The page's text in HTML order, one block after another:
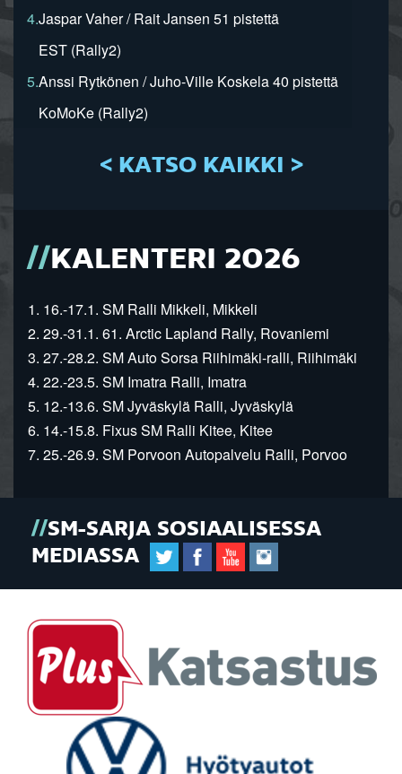
4.Jaspar Vaher / Rait Jansen 51 pistettä
EST (Rally2)
5.Anssi Rytkönen / Juho-Ville Koskela 40 pistettä
KoMoKe (Rally2)
< KATSO KAIKKI >
KALENTERI 2026
1. 16.-17.1. SM Ralli Mikkeli, Mikkeli
2. 29.-31.1. 61. Arctic Lapland Rally, Rovaniemi
3. 27.-28.2. SM Auto Sorsa Riihimäki-ralli, Riihimäki
4. 22.-23.5. SM Imatra Ralli, Imatra
5. 12.-13.6. SM Jyväskylä Ralli, Jyväskylä
6. 14.-15.8. Fixus SM Ralli Kitee, Kitee
7. 25.-26.9. SM Porvoon Autopalvelu Ralli, Porvoo
SM-SARJA SOSIAALISESSA
MEDIASSA